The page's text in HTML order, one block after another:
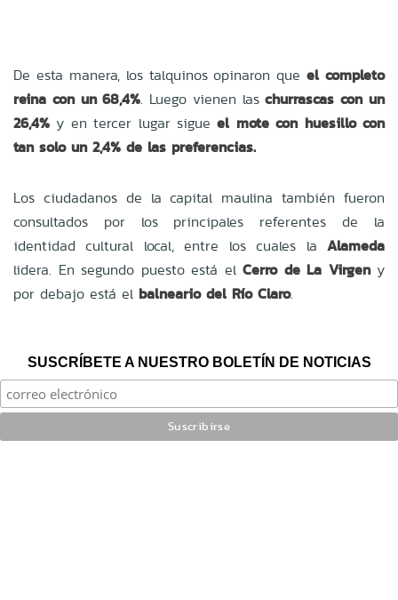
De esta manera, los talquinos opinaron queel completo
reina con un 68,4%. Luego vienen laschurrascas con un
26,4% y en tercer lugar sigueel mote con huesillo con
tan solo un 2,4% de las preferencias.
Los ciudadanos de la capital maulina también fueron
consultados por los principales referentes de la
identidad cultural local, entre los cuales la Alameda
lidera. En segundo puesto está el Cerro de La Virgeny
por debajo está el balneario del Río Claro.
SUSCRÍBETE A NUESTRO BOLETÍN DE NOTICIAS